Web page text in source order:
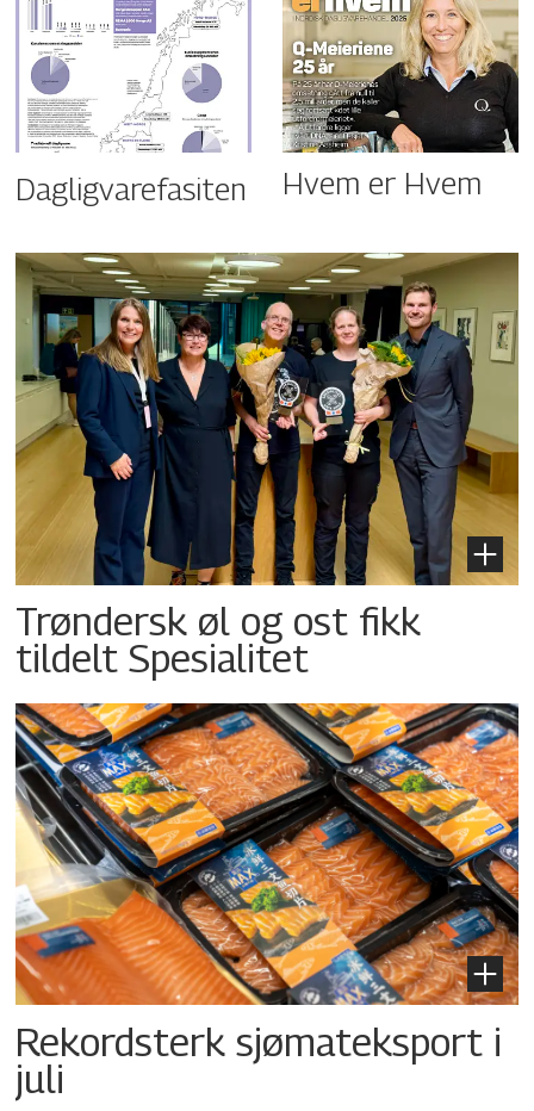
Dagligvarefasiten Hvem er Hvem
Trøndersk øl og ost fikk
tildelt Spesialitet
Rekordsterk sjømateksport i
juli